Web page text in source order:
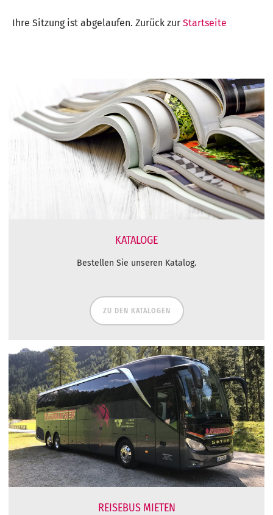
Ihre Sitzung ist abgelaufen. Zurück zur Startseite
KATALOGE
Bestellen Sie unseren Katalog.
ZU DEN KATALOGEN
REISEBUS MIETEN